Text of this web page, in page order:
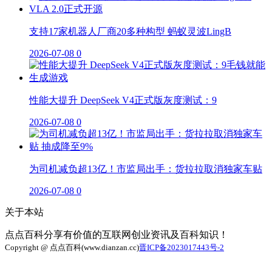
支持17家机器人厂商20多种构型 蚂蚁灵波LingB
2026-07-08 0
性能大提升 DeepSeek V4正式版灰度测试：9
2026-07-08 0
为司机减负超13亿！市监局出手：货拉拉取消独家车贴
2026-07-08 0
关于本站
点点百科分享有价值的互联网创业资讯及百科知识！
Copyright @ 点点百科(www.dianzan.cc)晋ICP备2023017443号-2